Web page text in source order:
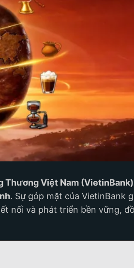
Thương Việt Nam (VietinBank)
. Sự góp mặt của VietinBank
nối và phát triển bền vững,